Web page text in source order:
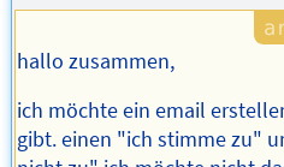
hallo zusammen,
ich möchte ein email
gibt. einen "ich stimme zu"